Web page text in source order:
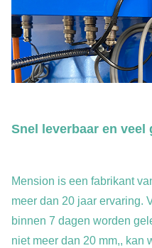
Snel leverbaar en veel
Mension is een fabrikant
meer dan 20 jaar ervaring.
binnen 7 dagen worden
niet meer dan 20 mm,, kan